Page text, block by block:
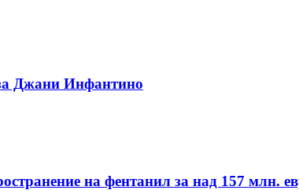
Джани Инфантино
на фентанил за над 157 млн.